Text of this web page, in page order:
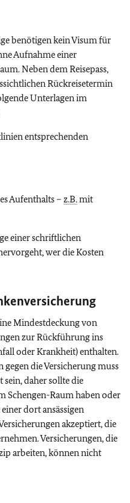
benötigen kein Visum für
Aufnahme einer
Neben dem Reisepass,
Rückreisetermin
Unterlagen im
entsprechenden
Aufenthalts – z.B.mit
einer schriftlichen
wer die Kosten
Mindestdeckung von
zur Rückführung ins
oder Krankheit) enthalten.
die Versicherung muss
daher sollte die
Schengen-Raum haben oder
dort ansässigen
akzeptiert, die
Versicherungen, die
arbeiten, können nicht